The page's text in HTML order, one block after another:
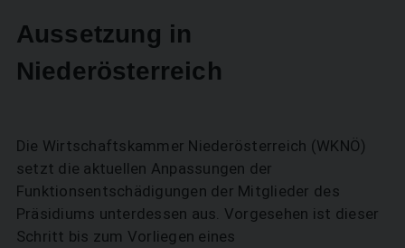
Aussetzung in
Niederösterreich
Die Wirtschaftskammer Niederösterreich (WKNÖ)
setzt die aktuellen Anpassungen der
Funktionsentschädigungen der Mitglieder des
Präsidiums unterdessen aus. Vorgesehen ist dieser
Schritt bis zum Vorliegen eines